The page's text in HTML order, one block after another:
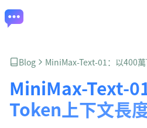
Blog MiniMax-Text-01：以400
MiniMax-Text-
Token上下文長